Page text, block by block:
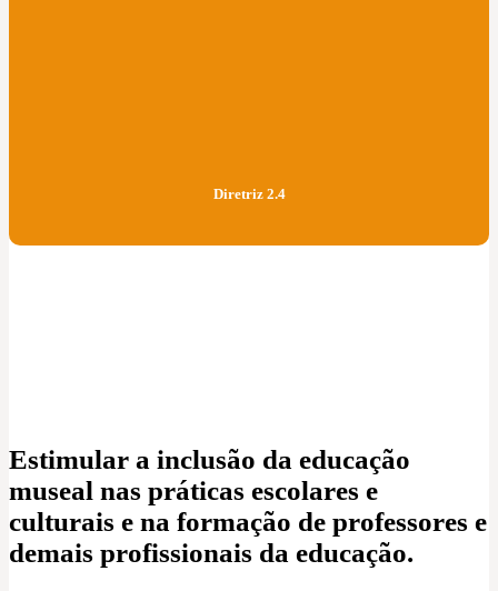
Diretriz 2.4
Estimular a inclusão da educação
museal nas práticas escolares e
culturais e na formação de professores e
demais profissionais da educação.